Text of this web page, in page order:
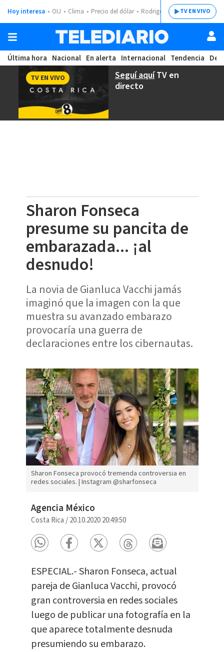
Hoy interesa OIJ Clima Precio del dólar Rodrigo ChavesTV EN VIVO
Última hora Nacional En alerta Internacional Tendencia
Seguí aquíTV en
directo
TV EN VIVO
Sharon Fonseca
presume su pancita de
embarazada... ¡al
desnudo!
La novia de Gianluca Vacchi jamás
imaginó que la imagen con la que
muestra su avanzado embarazo
provocaría una guerra de
declaraciones entre los cibernautas.
Sharon Fonseca provocó tremenda controversia en
redes sociales. | Instagram @sharfonseca
Agencia México
Costa Rica /20.10.2020 20:49:50
ESPECIAL.- Sharon Fonseca, actual
pareja de Gianluca Vacchi, provocó
gran controversia en redes sociales
luego de publicar una fotografía en la
que aparece totalmente desnuda
presumiendo su embarazo.